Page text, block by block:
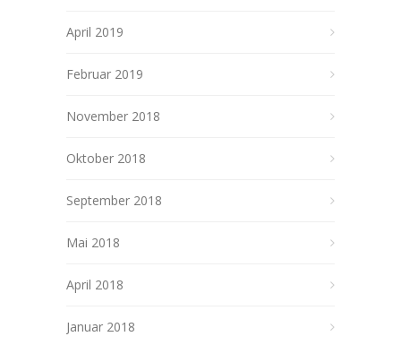
April 2019
Februar 2019
November 2018
Oktober 2018
September 2018
Mai 2018
April 2018
Januar 2018